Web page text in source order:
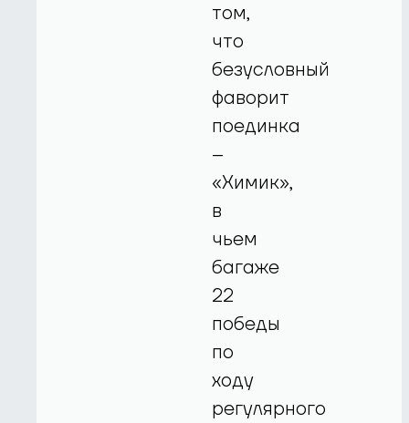
том,
что
безусловный
фаворит
поединка
–
«Химик»,
в
чьем
багаже
22
победы
по
ходу
регулярного